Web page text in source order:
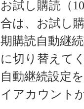
お試し購読（
合は、お試し
期購読自動継
に切り替えて
自動継続設定
イアカウント